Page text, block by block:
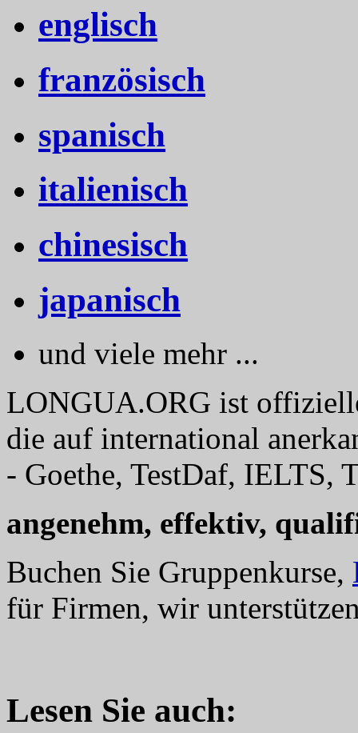
englisch
französisch
spanisch
italienisch
chinesisch
japanisch
und viele mehr ...
LONGUA.ORG ist
die auf international
- Goethe, TestDaf, IELTS,
angenehm, effektiv,
Buchen Sie Gruppenkurse,
für Firmen, wir
Lesen Sie auch: